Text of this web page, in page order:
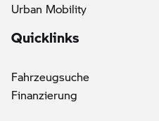
Urban Mobility
Quicklinks
Fahrzeugsuche
Finanzierung